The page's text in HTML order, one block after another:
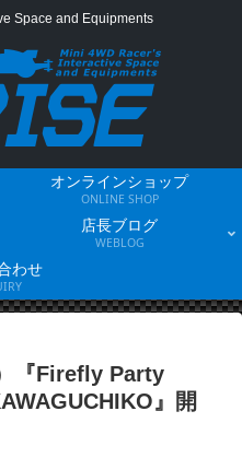
Space and Equipments
オンラインショップ
ONLINE SHOP
店長ブログ
WEBLOG
わせ
『Firefly Party
』開